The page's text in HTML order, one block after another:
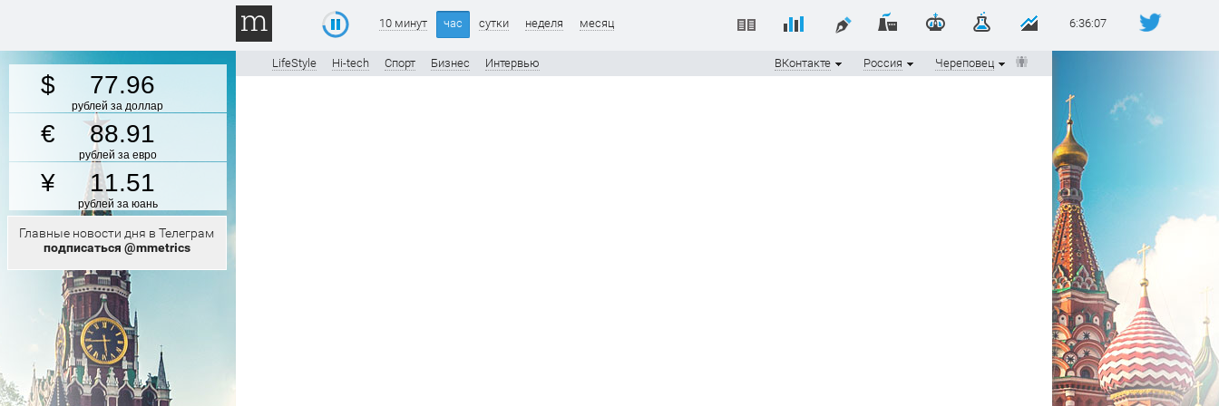
77.96
рублей за доллар
88.91
рублей за евро
11.51
рублей за юань
Главные новости дня в Телеграм
подписаться @mmetrics
6:36:07
10 минут час сутки неделя месяц
LifeStyle Hi-tech Спорт Бизнес Интервью Череповец
Россия
ВКонтакте